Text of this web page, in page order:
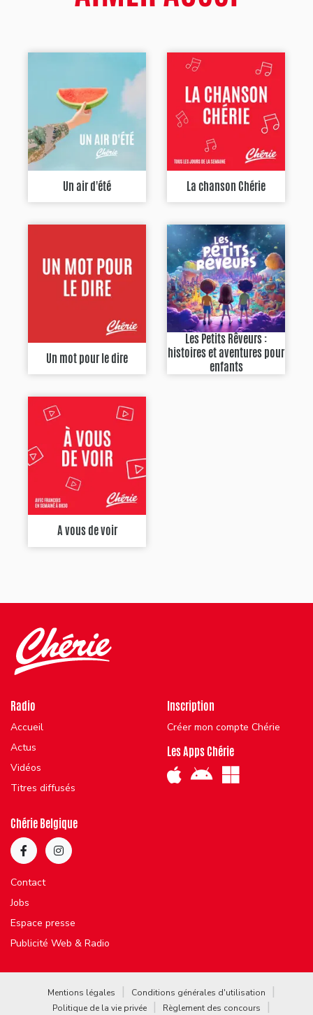
Un air d'été La chanson Chérie
Un mot pour le dire
Les Petits Rêveurs :
histoires et aventures pour
enfants
A vous de voir
Radio
Accueil
Actus
Vidéos
Titres diffusés
Inscription
Créer mon compte Chérie
Les Apps Chérie
Chérie Belgique
Contact
Jobs
Espace presse
Publicité Web & Radio
Mentions légales
Conditions générales d'utilisation
Politique de la vie privée
Règlement des concours